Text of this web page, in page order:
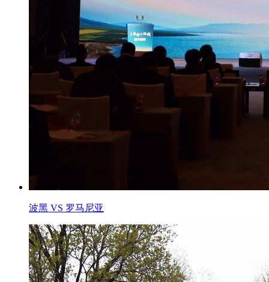
波黑 VS 罗马尼亚